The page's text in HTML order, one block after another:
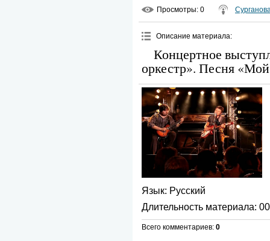
Просмотры: 0
Описание материала:
Концертное
оркестр». Песня
Язык: Русский
Длительность материала:
Всего комментариев: 0